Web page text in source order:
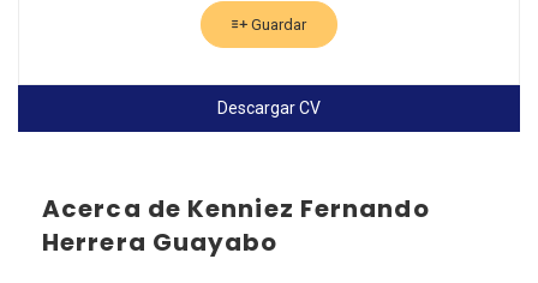
Guardar
Descargar CV
Acerca de Kenniez Fernando
Herrera Guayabo